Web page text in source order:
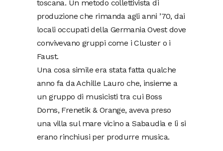
toscana. Un metodo collettivista di
produzione che rimanda agli anni ’70, dai
locali occupati della Germania Ovest dove
convivevano gruppi come i Cluster o i
Faust.
Una cosa simile era stata fatta qualche
anno fa da Achille Lauro che, insieme a
un gruppo di musicisti tra cui Boss
Doms, Frenetik & Orange, aveva preso
una villa sul mare vicino a Sabaudia e lì si
erano rinchiusi per produrre musica.